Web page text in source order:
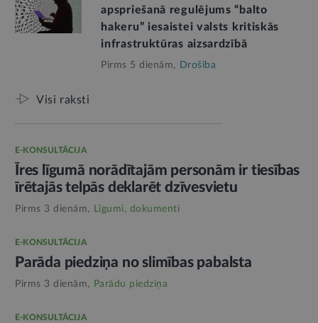
apspriešanā regulējums “balto
hakeru” iesaistei valsts kritiskās
infrastruktūras aizsardzībā
Pirms 5 dienām, Drošība
Visi raksti
E-KONSULTĀCIJA
Īres līgumā norādītajām personām ir tiesības
īrētajās telpās deklarēt dzīvesvietu
Pirms 3 dienām, Līgumi, dokumenti
E-KONSULTĀCIJA
Parāda piedziņa no slimības pabalsta
Pirms 3 dienām, Parādu piedziņa
E-KONSULTĀCIJA